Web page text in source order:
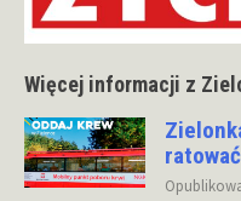
Więcej informacji z